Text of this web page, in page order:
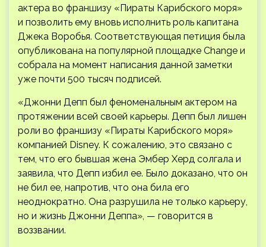
актера во франшизу «Пираты Карибского моря»
и позволить ему вновь исполнить роль капитана
Джека Воробья. Соответствующая петиция была
опубликована на популярной площадке Change и
собрала на момент написания данной заметки
уже почти 500 тысяч подписей.
«Джонни Депп был феноменальным актером на
протяжении всей своей карьеры. Депп был лишен
роли во франшизу «Пираты Карибского моря»
компанией Disney. К сожалению, это связано с
тем, что его бывшая жена Эмбер Херд солгала и
заявила, что Депп избил ее. Было доказано, что он
не бил ее, напротив, что она била его
неоднократно. Она разрушила не только карьеру,
но и жизнь Джонни Деппа», — говорится в
воззвании.